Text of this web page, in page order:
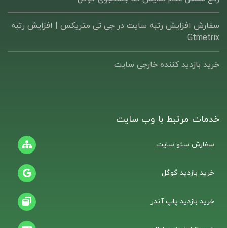
سفارش افزایش رتبه سایت در جی تی متریکس | افزایش رتبه
Gtmetrix
خرید بازدید کننده خارجی سایت
خدمات مرتبط با وب سایت
سفارش سئو سایت
خرید بازدید گوگل
خرید بازدید پاپ آندر